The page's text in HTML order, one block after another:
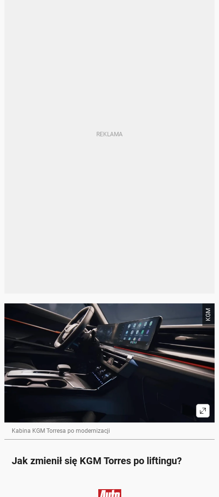
KGM
Kabina KGM Torresa po modernizacji
Jak zmienił się KGM Torres po liftingu?